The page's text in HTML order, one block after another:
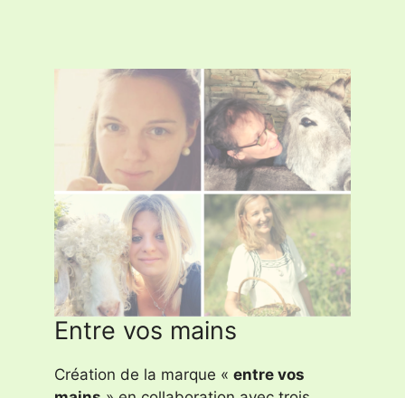
Entre vos mains
Création de la marque « entre vos